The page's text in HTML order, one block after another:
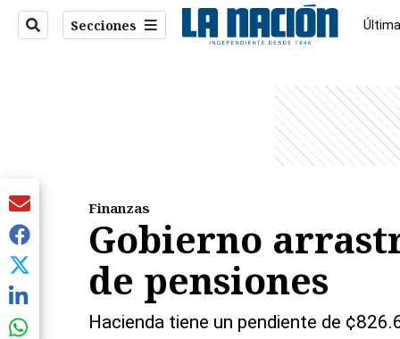
Secciones
Finanzas
Gobierno
de pensiones
Hacienda tiene un pendiente de